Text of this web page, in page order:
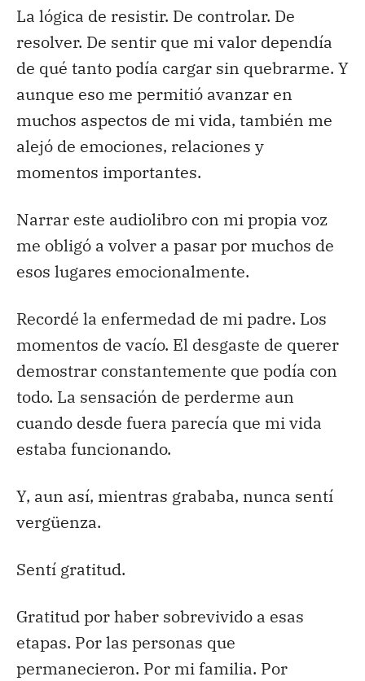
La lógica de resistir. De controlar. De
resolver. De sentir que mi valor dependía
de qué tanto podía cargar sin quebrarme. Y
aunque eso me permitió avanzar en
muchos aspectos de mi vida, también me
alejó de emociones, relaciones y
momentos importantes.
Narrar este audiolibro con mi propia voz
me obligó a volver a pasar por muchos de
esos lugares emocionalmente.
Recordé la enfermedad de mi padre. Los
momentos de vacío. El desgaste de querer
demostrar constantemente que podía con
todo. La sensación de perderme aun
cuando desde fuera parecía que mi vida
estaba funcionando.
Y, aun así, mientras grababa, nunca sentí
vergüenza.
Sentí gratitud.
Gratitud por haber sobrevivido a esas
etapas. Por las personas que
permanecieron. Por mi familia. Por